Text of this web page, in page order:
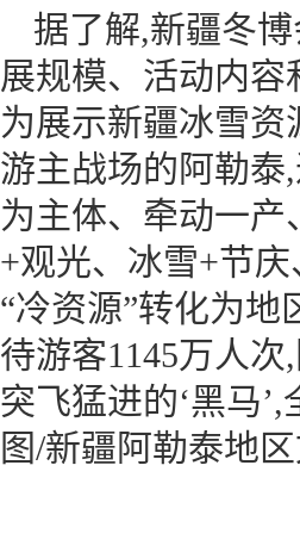
据了解,新疆冬
展规模、活动内
为展示新疆冰雪
游主战场的阿勒泰
为主体、牵动一产
+观光、冰雪+节
“冷资源”转化为地
待游客1145万人
突飞猛进的‘黑马
图/新疆阿勒泰地